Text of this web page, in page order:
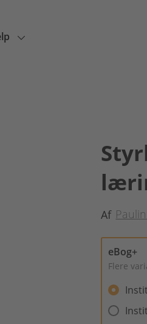
Af
eBog+
Flere